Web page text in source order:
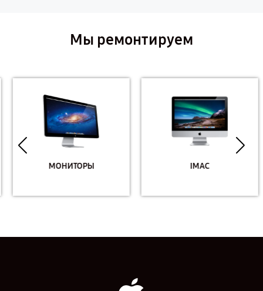
Мы ремонтируем
МОНИТОРЫ IMAC